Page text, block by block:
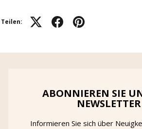
Teilen:
ABONNIEREN SIE
NEWSLETTER
Informieren Sie sich über